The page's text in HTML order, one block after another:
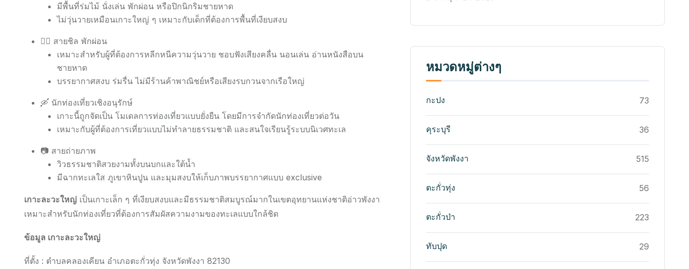
มีพื้นที่ร่มไม้ นั่งเล่น พักผ่อน หรือปิกนิกริมชายหาด
ไม่วุ่นวายเหมือนเกาะใหญ่ ๆ เหมาะกับเด็กที่ต้องการพื้นที่เงียบสงบ
🧘‍♀️ สายชิล พักผ่อน
เหมาะสำหรับผู้ที่ต้องการหลีกหนีความวุ่นวาย ชอบฟังเสียงคลื่น นอนเล่น อ่านหนังสือบน
ชายหาด
บรรยากาศสงบ ร่มรื่น ไม่มีร้านค้าพาณิชย์หรือเสียงรบกวนจากเรือใหญ่
🛶 นักท่องเที่ยวเชิงอนุรักษ์
เกาะนี้ถูกจัดเป็น โมเดลการท่องเที่ยวแบบยั่งยืน โดยมีการจำกัดนักท่องเที่ยวต่อวัน
เหมาะกับผู้ที่ต้องการเที่ยวแบบไม่ทำลายธรรมชาติ และสนใจเรียนรู้ระบบนิเวศทะเล
📷 สายถ่ายภาพ
วิวธรรมชาติสวยงามทั้งบนบกและใต้น้ำ
มีฉากทะเลใส ภูเขาหินปูน และมุมสงบให้เก็บภาพบรรยากาศแบบ exclusive
เกาะละวะใหญ่ เป็นเกาะเล็ก ๆ ที่เงียบสงบและมีธรรมชาติสมบูรณ์มากในเขตอุทยานแห่งชาติอ่าวพังงา
เหมาะสำหรับนักท่องเที่ยวที่ต้องการสัมผัสความงามของทะเลแบบใกล้ชิด
ข้อมูล เกาะละวะใหญ่
ที่ตั้ง : ตำบลคลองเคียน อำเภอตะกั่วทุ่ง จังหวัดพังงา 82130
หมวดหมู่ต่างๆ
กะปง 73
คุระบุรี 36
จังหวัดพังงา 515
ตะกั่วทุ่ง 56
ตะกั่วป่า 223
ทับปุด 29